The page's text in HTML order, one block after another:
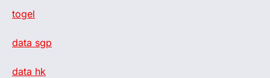
togel
data sgp
data hk